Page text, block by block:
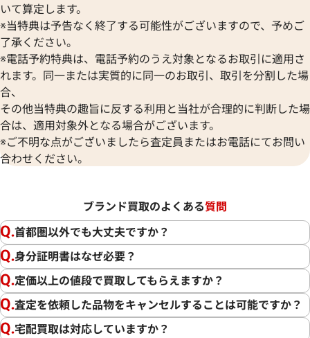
いて算定します。
※当特典は予告なく終了する可能性がございますので、予めご
了承ください。
※電話予約特典は、電話予約のうえ対象となるお取引に適用さ
れます。同一または実質的に同一のお取引、取引を分割した場
合、
その他当特典の趣旨に反する利用と当社が合理的に判断した場
合は、適用対象外となる場合がございます。
※ご不明な点がございましたら査定員またはお電話にてお問い
合わせください。
ブランド買取のよくある質問
首都圏以外でも大丈夫ですか？
身分証明書はなぜ必要？
定価以上の値段で買取してもらえますか？
査定を依頼した品物をキャンセルすることは可能ですか？
宅配買取は対応していますか？